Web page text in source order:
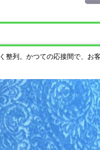
列。かつての応接間で、お